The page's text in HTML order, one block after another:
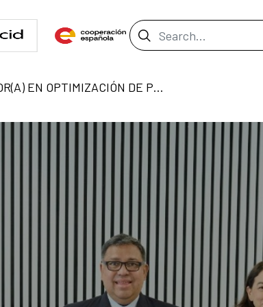
Search Bar
CONSULTOR(A) EN OPTIMIZACIÓN DE PROCESOS DE GESTIÓN DE PUESTOS Y REMUNERACIONES.